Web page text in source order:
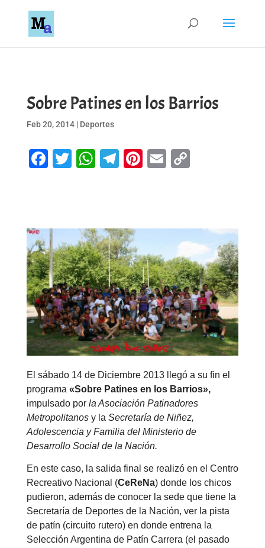
Sobre Patines en los Barrios
Feb 20, 2014| Deportes
Facebook
Twitter
WhatsApp
Telegram
Pinterest
EmailCopy
El sábado 14 de Diciembre 2013 llegó a su fin el
programa «Sobre Patines en los Barrios»,
impulsado por la Asociación Patinadores
Metropolitanosy la Secretaría de Niñez,
Adolescencia y Familia del Ministerio de
Desarrollo Social de la Nación.
En este caso, la salida final se realizó en el Centro
Recreativo Nacional (CeReNa) donde los chicos
pudieron, además de conocer la sede que tiene la
Secretaría de Deportes de la Nación, ver la pista
de patín (circuito rutero) en donde entrena la
Selección Argentina de Patín Carrera (el pasado